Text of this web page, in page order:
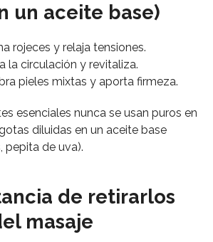
un aceite base)
rojeces y relaja tensiones.
la circulación y revitaliza.
pieles mixtas y aporta firmeza.
esenciales nunca se usan puros en
diluidas en un aceite base
pepita de uva).
de retirarlos
masaje